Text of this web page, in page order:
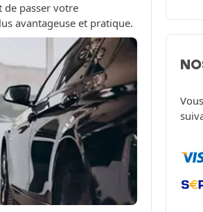
de passer votre
avantageuse et pratique.